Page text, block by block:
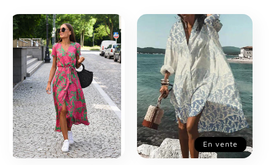
En vente